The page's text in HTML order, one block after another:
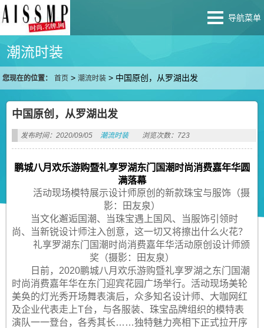
导航菜单
潮流时装
您现在的位置： 首页 >潮流时装 > 中国原创，从罗湖出发
中国原创，从罗湖出发
发布时间：2020/09/05 潮流时装 浏览次数：723
鹏城八月欢乐游购暨礼享罗湖东门国潮时尚消费嘉年华圆
满落幕
活动现场模特展示设计师原创的新款珠宝与服饰（摄
影：田友泉）
当文化邂逅国潮、当珠宝遇上国风、当服饰引领时
尚、当新锐设计师注入创意，这一切又将擦出什么火花？
礼享罗湖东门国潮时尚消费嘉年华活动原创设计师颁
奖（摄影：田友泉）
日前，2020鹏城八月欢乐游购暨礼享罗湖之东门国潮
时尚消费嘉年华在东门迎宾花园广场举行。活动现场美轮
美奂的灯光秀开场舞表演后，众多知名设计师、大咖网红
及企业代表走上T台，与各服装、珠宝品牌组织的模特表
演队一一登台，各秀其长……独特魅力亮相下正式拉开序